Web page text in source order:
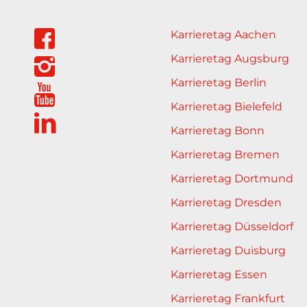
Karrieretag Aachen
Karrieretag Augsburg
Karrieretag Berlin
Karrieretag Bielefeld
Karrieretag Bonn
Karrieretag Bremen
Karrieretag Dortmund
Karrieretag Dresden
Karrieretag Düsseldorf
Karrieretag Duisburg
Karrieretag Essen
Karrieretag Frankfurt